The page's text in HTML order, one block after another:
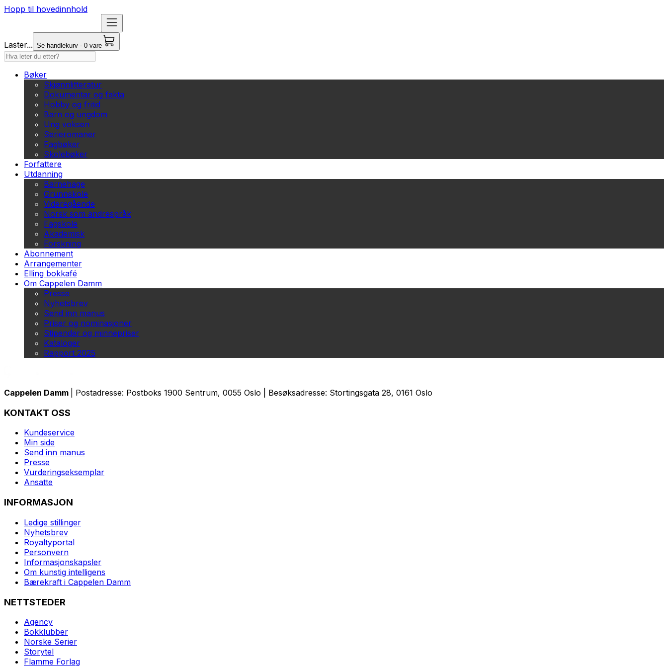
Hopp til hovedinnhold
Laster... Se handlekurv - 0 vare
Bøker
Skjønnlitteratur
Dokumentar og fakta
Hobby og fritid
Barn og ungdom
Ung voksen
Serieromaner
Fagbøker
Skolebøker
Forfattere
Utdanning
Barnehage
Grunnskole
Videregående
Norsk som andrespråk
Fagskole
Akademisk
Forskning
Abonnement
Arrangementer
Elling bokkafé
Om Cappelen Damm
Presse
Nyhetsbrev
Send inn manus
Priser og nominasjoner
Stipender og minnepriser
Kataloger
Rapport 2025
Cappelen Damm | Postadresse: Postboks 1900 Sentrum, 0055 Oslo | Besøksadresse: Stortingsgata 28, 0161 Oslo
KONTAKT OSS
Kundeservice
Min side
Send inn manus
Presse
Vurderingseksemplar
Ansatte
INFORMASJON
Ledige stillinger
Nyhetsbrev
Royaltyportal
Personvern
Informasjonskapsler
Om kunstig intelligens
Bærekraft i Cappelen Damm
NETTSTEDER
Agency
Bokklubber
Norske Serier
Storytel
Flamme Forlag